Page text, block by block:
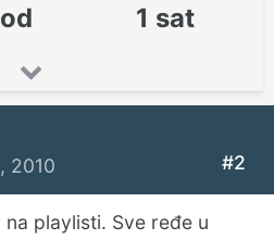
1 sat
2010 #2
playlisti. Sve ređe u